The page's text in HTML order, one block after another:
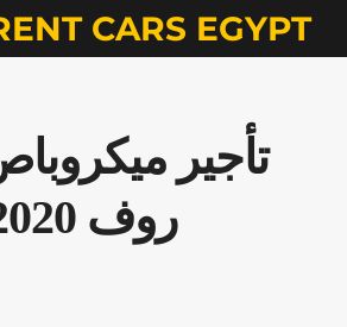
CARS EGYPT
تأجير
روف 2020